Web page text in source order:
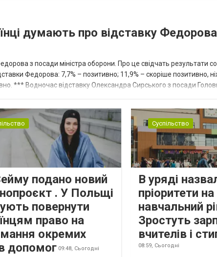
думають про відставку
з посади міністра оборони. Про це свідчать результати
Федорова: 7,7% – позитивно; 11,9% – скоріше позитивно,
*** Водночас відставку Олександра Сирського з посади
подано новий
. У Польщі
повернути
право на
окремих
допомог 09:48, Сьогодні
Суспільство
В уряді
пріоритети
навчальний
Зростуть
вчителів і
08:59, Сьогодні